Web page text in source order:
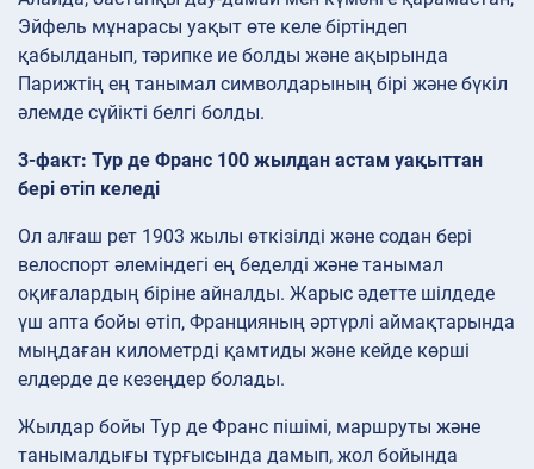
Эйфель мұнарасы уақыт өте келе біртіндеп
қабылданып, тәрипке ие болды және ақырында
Парижтің ең танымал символдарының бірі және бүкіл
әлемде сүйікті белгі болды.
3-факт: Тур де Франс 100 жылдан астам уақыттан
бері өтіп келеді
Ол алғаш рет 1903 жылы өткізілді және содан бері
велоспорт әлеміндегі ең беделді және танымал
оқиғалардың біріне айналды. Жарыс әдетте шілдеде
үш апта бойы өтіп, Францияның әртүрлі аймақтарында
мыңдаған километрді қамтиды және кейде көрші
елдерде де кезеңдер болады.
Жылдар бойы Тур де Франс пішімі, маршруты және
танымалдығы тұрғысында дамып, жол бойында